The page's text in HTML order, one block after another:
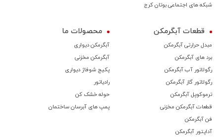
شبکه های اجتماعی بوتان کرج
قطعات آبگرمکن
مبدل حرارتی آبگرمکن
برد های آبگرمکن
رگولاتور آب آبگرمکن
رگولاتور گاز آبگرمکن
ترموكوپل آبگرمکن
قطعات آبگرمکن مخزنی
فن آبگرمکن
آداپتور آبگرمکن
محصولات ما
آبگرمکن دیواری
آبگرمکن مخزنی
پکیج شوفاژ دیواری
رادیاتور
حوله خشک کن
پمپ های آبرسان ساختمان